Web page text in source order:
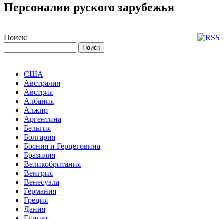
Персоналии руского зарубежья
Поиск:
США
Австралия
Австрия
Албания
Алжир
Аргентина
Бельгия
Болгария
Босния и Герцеговина
Бразилия
Великобритания
Венгрия
Венесуэла
Германия
Греция
Дания